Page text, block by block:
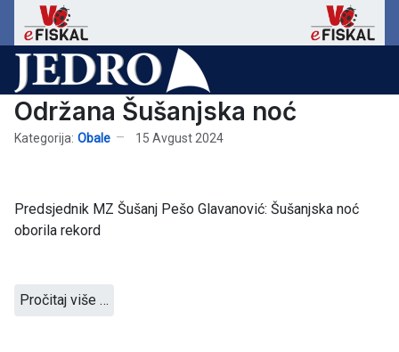
Održana Šušanjska noć
Kategorija: Obale 15 Avgust 2024
Predsjednik MZ Šušanj Pešo Glavanović: Šušanjska noć
oborila rekord
Pročitaj više …